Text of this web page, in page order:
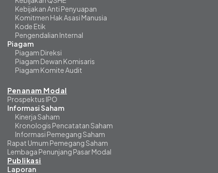
Kebijakan Anti Penyuapan
Komitmen Hak Asasi Manusia
Kode Etik
Pengendalian Internal
Piagam
Piagam Direksi
Piagam Dewan Komisaris
Piagam Komite Audit
Penanam Modal
Prospektus IPO
Informasi Saham
Kinerja Saham
Kronologis Pencatatan Saham
Informasi Pemegang Saham
Rapat Umum Pemegang Saham
Lembaga Penunjang Pasar Modal
Publikasi
Laporan